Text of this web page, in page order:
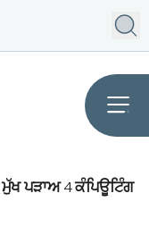
ਮੁੱਖ ਪੜਾਅ 4 ਕੰਪਿਊਟਿੰਗ